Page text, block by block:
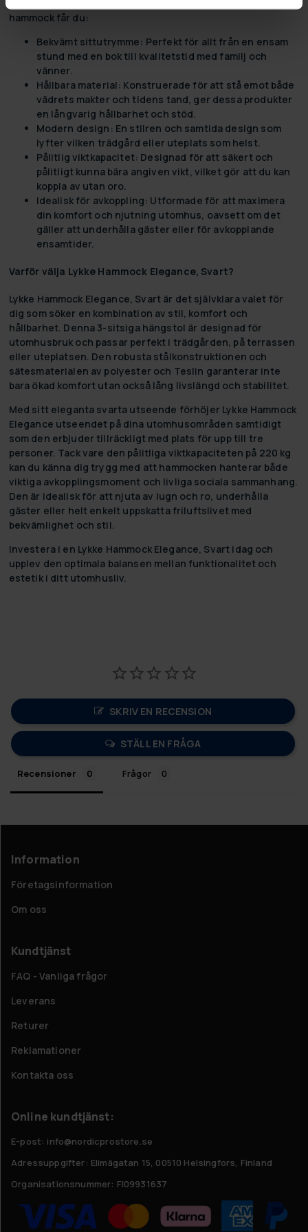
hammock får du:
Bekvämt sittutrymme: Perfekt för allt från en ensam
stund med en bok till kvalitetstid med familj och
vänner.
Hållbara material: Konstruerade för att stå emot både
vädrets makter och tidens tand, ger dessa produkter
en långvarig hållbarhet och stöd.
Modern design: En stilren och samtida design som
lyfter vilken trädgård eller uteplats som helst.
Pålitlig viktkapacitet: Designad för att säkert och
pålitligt kunna bära angiven vikt, vilket gör att du kan
koppla av utan oro.
Idealisk för avkoppling: Utformade för att maximera
din komfort och njutning utomhus, oavsett om det
gäller att underhålla gäster eller för avkopplande
ensamtider.
Varför välja Lykke Hammock Elegance, Svart?
Lykke Hammock Elegance, Svart är det självklara valet för
dig som söker en kombination av stil, komfort och
hållbarhet. Denna 3-sitsiga hängstol är designad för
utomhusbruk och passar perfekt i trädgården, på terrassen
eller uteplatsen. Den robusta stålkonstruktionen och
sätesmaterialen av polyester och Teslin garanterar inte
bara ökad komfort utan också lång livslängd och stabilitet.
Med sitt eleganta svarta utseende förhöjer Lykke Hammock
Elegance utseendet på dina utomhusområden samtidigt
som den erbjuder tillräckligt med plats för upp till tre
personer. Tack vare den pålitliga viktkapaciteten på 220 kg
kan du känna dig trygg med att hammocken hanterar både
viktiga avkopplingsmoment och livliga sociala sammanhang.
Den är idealisk för att njuta av lugn och ro, underhålla
gäster eller helt enkelt uppskatta friluftslivet med
bekvämlighet och stil.
Investera i en Lykke Hammock Elegance, Svart idag och
upplev den optimala balansen mellan funktionalitet och
estetik i ditt utomhusliv.
SKRIV EN RECENSION
STÄLL EN FRÅGA
Recensioner Frågor
Information
Företagsinformation
Om oss
Kundtjänst
FAQ - Vanliga frågor
Leverans
Returer
Reklamationer
Kontakta oss
Online kundtjänst:
E-post: info@nordicprostore.se
Adressuppgifter: Elimägatan 15, 00510 Helsingfors, Finland
Organisationsnummer: FI09931637